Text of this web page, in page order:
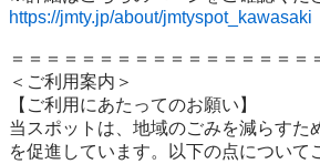
https://jmty.jp/about/jmtyspot_kawasaki
＝＝＝＝＝＝＝＝＝＝＝＝＝＝＝＝＝
＜ご利用案内＞
【ご利用にあたってのお願い】
当スポットは、地域のごみを減らすた
を促進しています。以下の点について